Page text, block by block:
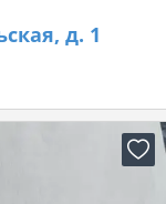
д. 1